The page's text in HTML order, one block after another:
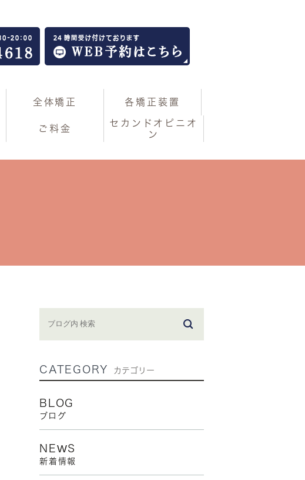
全体矯正 各矯正装置
ご料金
セカンドオピニオ
ン
CATEGORY カテゴリー
BLOG
ブログ
NEWS
新着情報